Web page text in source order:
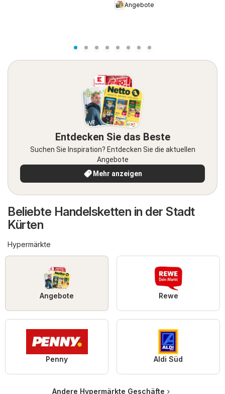
Angebote
Entdecken Sie das Beste
Suchen Sie Inspiration? Entdecken Sie die aktuellen
Angebote
Mehr anzeigen
Beliebte Handelsketten in der Stadt
Kürten
Hypermärkte
Angebote Rewe
Penny Aldi Süd
Andere Hypermärkte Geschäfte